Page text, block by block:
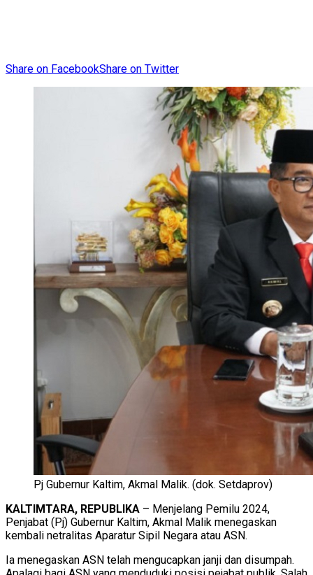
Share on FacebookShare on Twitter
Pj Gubernur Kaltim, Akmal Malik. (dok. Setdaprov)
KALTIMTARA, REPUBLIKA – Menjelang Pemilu 2024,
Penjabat (Pj) Gubernur Kaltim, Akmal Malik menegaskan
kembali netralitas Aparatur Sipil Negara atau ASN.
Ia menegaskan ASN telah mengucapkan janji dan disumpah.